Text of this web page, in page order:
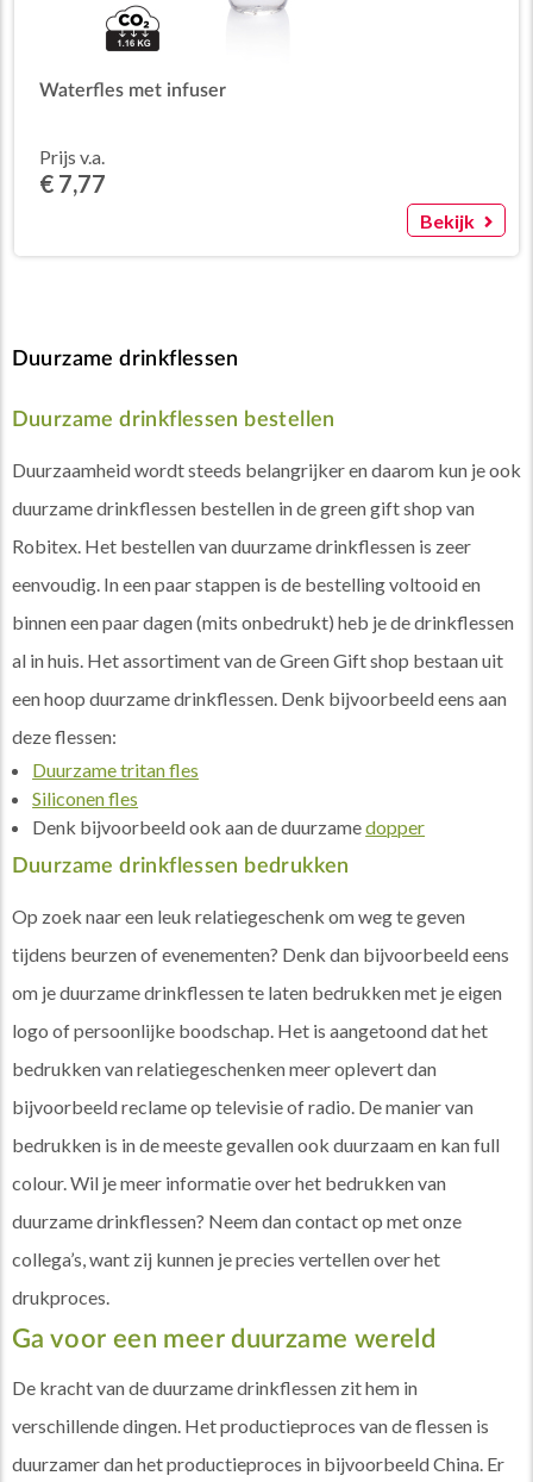
Waterfles met infuser
Prijs v.a.
€ 7,77
Bekijk
Duurzame drinkflessen
Duurzame drinkflessen bestellen
Duurzaamheid wordt steeds belangrijker en daarom kun je ook
duurzame drinkflessen bestellen in de green gift shop van
Robitex. Het bestellen van duurzame drinkflessen is zeer
eenvoudig. In een paar stappen is de bestelling voltooid en
binnen een paar dagen (mits onbedrukt) heb je de drinkflessen
al in huis. Het assortiment van de Green Gift shop bestaan uit
een hoop duurzame drinkflessen. Denk bijvoorbeeld eens aan
deze flessen:
Duurzame tritan fles
Siliconen fles
Denk bijvoorbeeld ook aan de duurzamedopper
Duurzame drinkflessen bedrukken
Op zoek naar een leuk relatiegeschenk om weg te geven
tijdens beurzen of evenementen? Denk dan bijvoorbeeld eens
om je duurzame drinkflessen te laten bedrukken met je eigen
logo of persoonlijke boodschap. Het is aangetoond dat het
bedrukken van relatiegeschenken meer oplevert dan
bijvoorbeeld reclame op televisie of radio. De manier van
bedrukken is in de meeste gevallen ook duurzaam en kan full
colour. Wil je meer informatie over het bedrukken van
duurzame drinkflessen? Neem dan contact op met onze
collega’s, want zij kunnen je precies vertellen over het
drukproces.
Ga voor een meer duurzame wereld
De kracht van de duurzame drinkflessen zit hem in
verschillende dingen. Het productieproces van de flessen is
duurzamer dan het productieproces in bijvoorbeeld China. Er